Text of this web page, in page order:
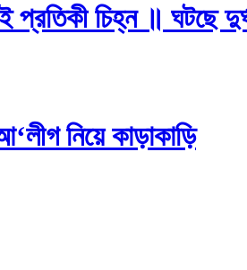
প্রতিকী চিহ্ন ॥ ঘটছে
নিয়ে কাড়াকাড়ি